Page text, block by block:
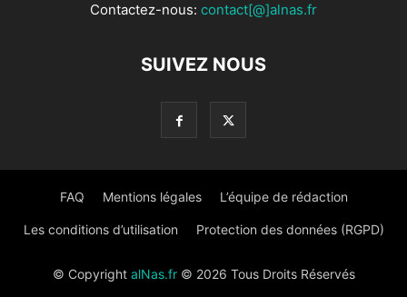
Contactez-nous: contact[@]alnas.fr
SUIVEZ NOUS
FAQ Mentions légales L’équipe de rédaction
Les conditions d’utilisation Protection des données (RGPD)
© Copyright alNas.fr© 2026 Tous Droits Réservés